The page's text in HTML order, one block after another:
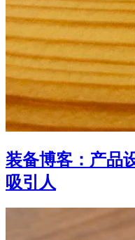
装备博客：产品
吸引人